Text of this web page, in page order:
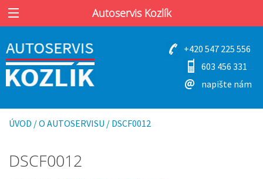
Autoservis Kozlík
+420 547 225 556
603 456 331
napište nám
ÚVOD /O AUTOSERVISU / DSCF0012
DSCF0012